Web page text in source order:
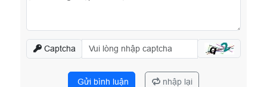
Captcha
Gửi bình luận nhập lại